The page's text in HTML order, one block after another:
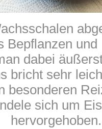
Bepflanzen
dabei
bricht sehr
besonderen
sich um
hervorgehoben.